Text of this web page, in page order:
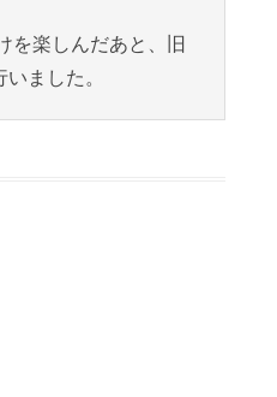
を楽しんだあと、旧
ました。